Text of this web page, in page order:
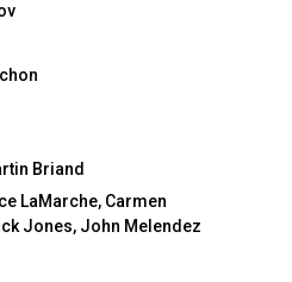
Briand
LaMarche, Carmen
Jones, John Melendez